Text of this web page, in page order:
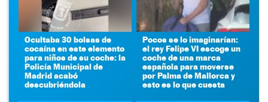
Ocultaba 30 bolsas de
cocaína en este elemento
para niños de su coche: la
Policía Municipal de
Madrid acabó
descubriéndola
Pocos se lo imaginarían:
el rey Felipe VI escoge un
coche de una marca
española para moverse
por Palma de Mallorca y
esto es lo que cuesta